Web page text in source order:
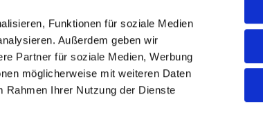
Funktionen für soziale Medien
Außerdem geben wir
Partner für soziale Medien, Werbung
möglicherweise mit weiteren Daten
Rahmen Ihrer Nutzung der Dienste
Rügen/Demmin • Frankenstr. 39 • 18439 Stralsund